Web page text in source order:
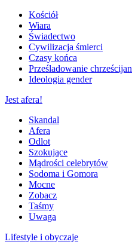
Kościół
Wiara
Świadectwo
Cywilizacja śmierci
Czasy końca
Prześladowanie chrześcijan
Ideologia gender
Jest afera!
Skandal
Afera
Odlot
Szokujące
Mądrości celebrytów
Sodoma i Gomora
Mocne
Zobacz
Taśmy
Uwaga
Lifestyle i obyczaje